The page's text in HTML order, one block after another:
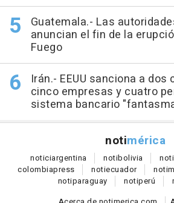
Guatemala.- Las
anuncian el fin de la
Fuego
Irán.- EEUU sanciona a
cinco empresas y cuatro
sistema bancario
notimérica
noticiargentina notibolivia noti
colombiapress notiecuador noti
notiparaguay notiperú